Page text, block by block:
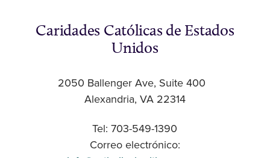
Caridades Católicas de Estados
Unidos
2050 Ballenger Ave, Suite 400
Alexandria, VA 22314
Tel: 703-549-1390
Correo electrónico: